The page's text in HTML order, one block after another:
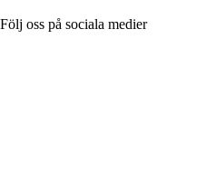
Följ oss på sociala medier